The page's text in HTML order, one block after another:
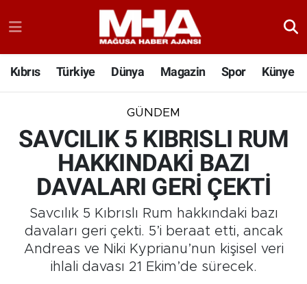
Kıbrıs Türkiye Dünya Magazin Spor Künye
GÜNDEM
SAVCILIK 5 KIBRISLI RUM
HAKKINDAKİ BAZI
DAVALARI GERİ ÇEKTİ
Savcılık 5 Kıbrıslı Rum hakkındaki bazı
davaları geri çekti. 5’i beraat etti, ancak
Andreas ve Niki Kyprianu’nun kişisel veri
ihlali davası 21 Ekim’de sürecek.